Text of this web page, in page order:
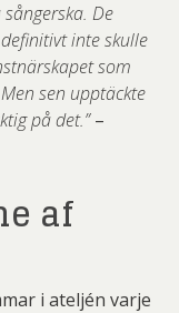
De
inte skulle
som
sen upptäckte
på det.”–
af
i ateljén varje